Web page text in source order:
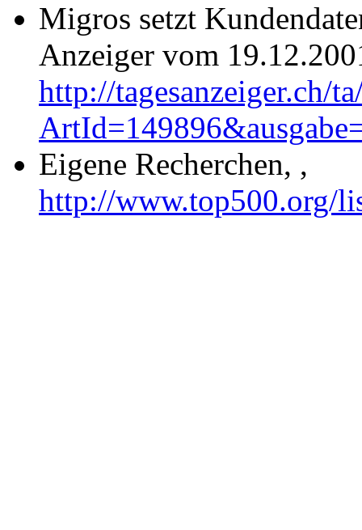
Migros setzt
Anzeiger vom
http://tagesanzeiger.ch/
Eigene Recherchen, ,
http://www.top500.org/